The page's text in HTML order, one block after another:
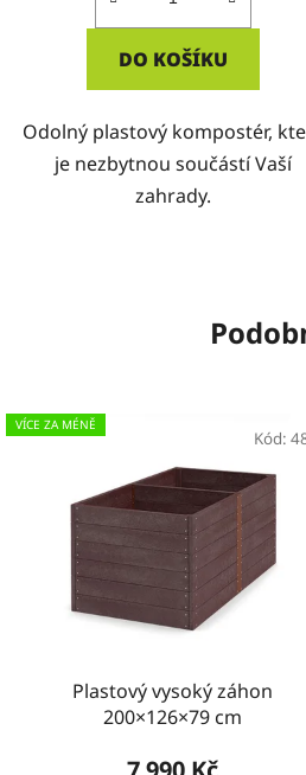
DO KOŠÍKU
Odolný plastový kompostér,
je nezbytnou součástí Vaší
zahrady.
VÍCE ZA MÉNĚ
Plastový vysoký záhon
200×126×79 cm
Kód: